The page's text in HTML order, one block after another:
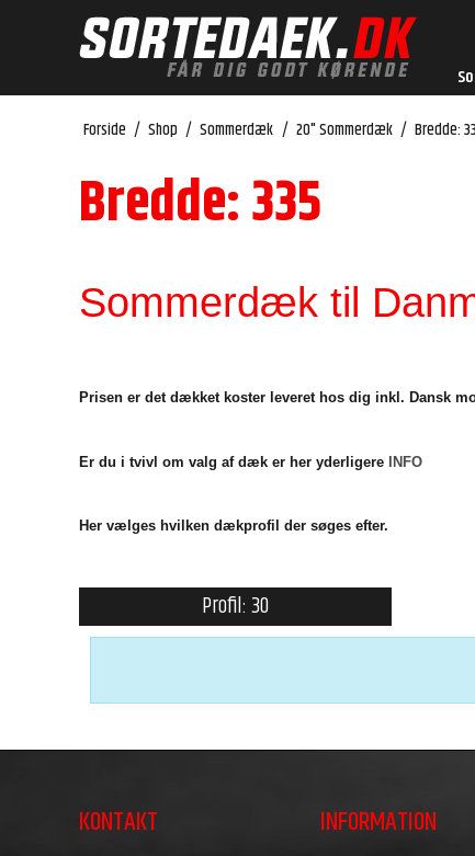
Forside / Shop / Sommerdæk / 20" Sommerdæk / Bredde:
Bredde: 335
Sommerdæk til
Prisen er det dækket koster leveret hos dig inkl. Dansk
Er du i tvivl om valg af dæk er her yderligere INFO
Her vælges hvilken dækprofil der søges efter.
Profil: 30
KONTAKT INFORMATION